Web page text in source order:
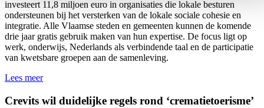
investeert 11,8 miljoen euro in organisaties die lokale besturen
ondersteunen bij het versterken van de lokale sociale cohesie en
integratie. Alle Vlaamse steden en gemeenten kunnen de komende
drie jaar gratis gebruik maken van hun expertise. De focus ligt op
werk, onderwijs, Nederlands als verbindende taal en de participatie
van kwetsbare groepen aan de samenleving.
Lees meer
Crevits wil duidelijke regels rond ‘crematietoerisme’